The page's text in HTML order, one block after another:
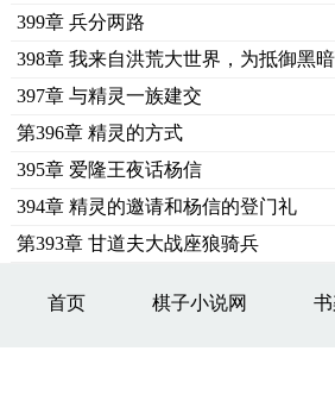
399章 兵分两路
398章 我来自洪荒大世界，为抵御黑
397章 与精灵一族建交
第396章 精灵的方式
395章 爱隆王夜话杨信
394章 精灵的邀请和杨信的登门礼
第393章 甘道夫大战座狼骑兵
首页 棋子小说网